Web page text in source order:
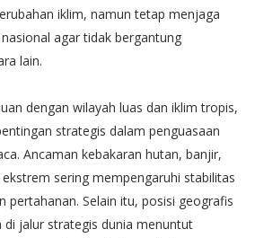
iklim, namun tetap menjaga
agar tidak bergantung
lain.
dengan wilayah luas dan iklim tropis,
strategis dalam penguasaan
Ancaman kebakaran hutan, banjir,
sering mempengaruhi stabilitas
pertahanan. Selain itu, posisi geografis
di jalur strategis dunia menuntut